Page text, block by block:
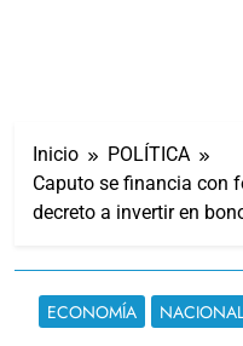
Inicio
POLÍTICA
Caputo se financia con
decreto a invertir en
ECONOMÍA